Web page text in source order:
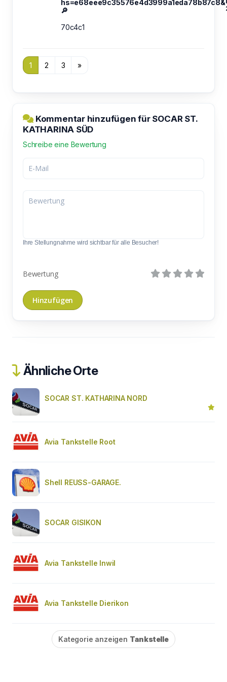
hs=e68eee9c35576e4d3999a1eda78b87c8&
🔎
70c4c1
1 2 3 »
Kommentar hinzufügen für SOCAR ST.
KATHARINA SÜD
Schreibe eine Bewertung
Ihre Stellungnahme wird sichtbar für alle Besucher!
Bewertung
Ähnliche Orte
SOCAR ST. KATHARINA NORD
Avia Tankstelle Root
Shell REUSS-GARAGE.
SOCAR GISIKON
Avia Tankstelle Inwil
Avia Tankstelle Dierikon
Kategorie anzeigen Tankstelle